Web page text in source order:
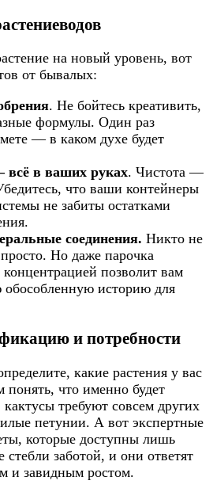
на новый уровень, вот
от бывалых:
. Не бойтесь креативить,
формулы. Один раз
— в каком духе будет
в ваших руках. Чистота —
что ваши контейнеры
не забиты остатками
соединения. Никто не
Но даже парочка
позволит вам
обособленную историю для
и потребности
какие растения у вас
понять, что именно будет
требуют совсем других
петунии. А вот экспертные
которые доступны лишь
заботой, и они ответят
и завидным ростом.